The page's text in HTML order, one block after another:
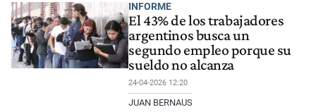
INFORME
El 43% de los trabajadores
argentinos busca un
segundo empleo porque su
sueldo no alcanza
24-04-2026 12:20
JUAN BERNAUS